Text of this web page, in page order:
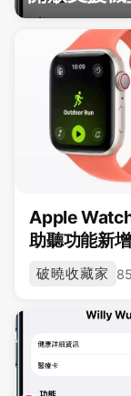
Apple
助聽功能新
破曉收藏家